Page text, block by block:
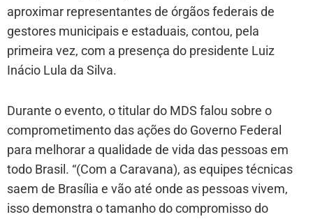
aproximar representantes de órgãos federais de
gestores municipais e estaduais, contou, pela
primeira vez, com a presença do presidente Luiz
Inácio Lula da Silva.
Durante o evento, o titular do MDS falou sobre o
comprometimento das ações do Governo Federal
para melhorar a qualidade de vida das pessoas em
todo Brasil. “(Com a Caravana), as equipes técnicas
saem de Brasília e vão até onde as pessoas vivem,
isso demonstra o tamanho do compromisso do